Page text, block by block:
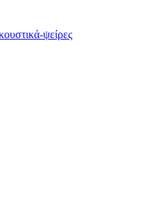
ψείρες